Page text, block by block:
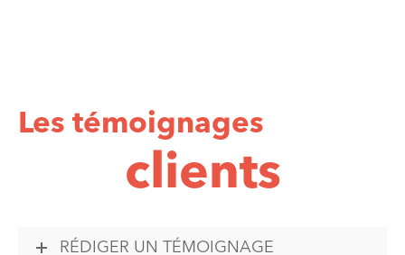
Les témoignages
clients
RÉDIGER UN TÉMOIGNAGE